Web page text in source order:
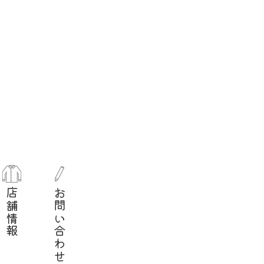
店舗情報 お問い合わせ